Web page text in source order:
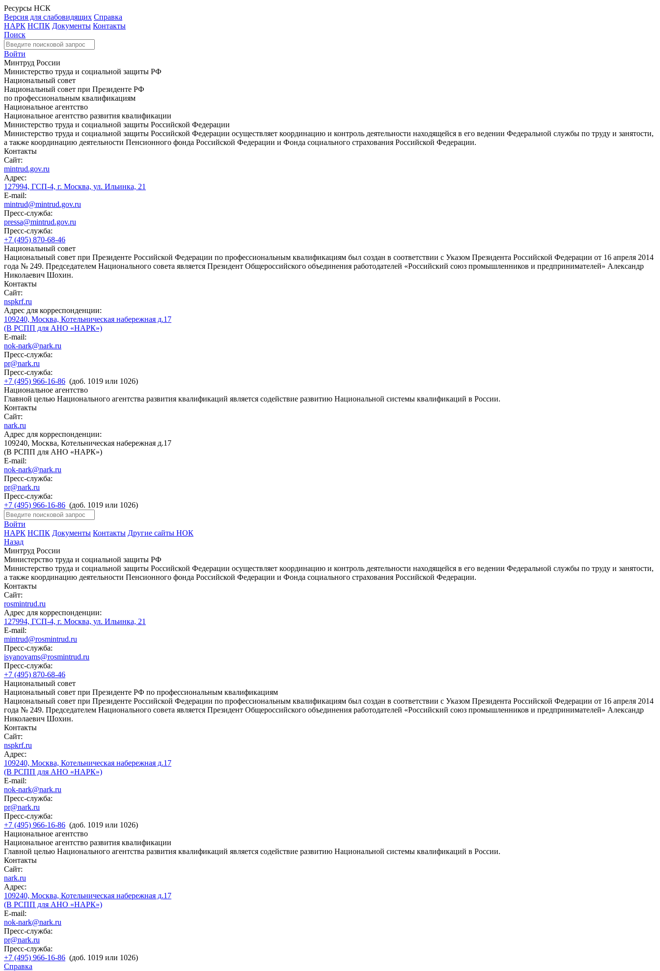
Ресурсы НСК
Версия для слабовидящих Справка
НАРК НСПК Документы Контакты
Поиск
Войти
Минтруд России
Министерство труда и социальной защиты РФ
Национальный совет
Национальный совет при Президенте РФ
по профессиональным квалификациям
Национальное агентство
Национальное агентство развития квалификации
Министерство труда и социальной защиты Российской Федерации
Министерство труда и социальной защиты Российской Федерации осуществляет координацию и контроль деятельности находящейся в его ведении Федеральной службы по труду и занятости,
а также координацию деятельности Пенсионного фонда Российской Федерации и Фонда социального страхования Российской Федерации.
Контакты
Сайт:
mintrud.gov.ru
Адрес:
127994, ГСП-4, г. Москва, ул. Ильинка, 21
E-mail:
mintrud@mintrud.gov.ru
Пресс-служба:
pressa@mintrud.gov.ru
Пресс-служба:
+7 (495) 870-68-46
Национальный совет
Национальный совет при Президенте Российской Федерации по профессиональным квалификациям был создан в соответствии с Указом Президента Российской Федерации от 16 апреля 2014
года № 249. Председателем Национального совета является Президент Общероссийского объединения работодателей «Российский союз промышленников и предпринимателей» Александр
Николаевич Шохин.
Контакты
Сайт:
nspkrf.ru
Адрес для корреспонденции:
109240, Москва, Котельническая набережная д.17
(В РСПП для АНО «НАРК»)
E-mail:
nok-nark@nark.ru
Пресс-служба:
pr@nark.ru
Пресс-служба:
+7 (495) 966-16-86 (доб. 1019 или 1026)
Национальное агентство
Главной целью Национального агентства развития квалификаций является содействие развитию Национальной системы квалификаций в России.
Контакты
Сайт:
nark.ru
Адрес для корреспонденции:
109240, Москва, Котельническая набережная д.17
(В РСПП для АНО «НАРК»)
E-mail:
nok-nark@nark.ru
Пресс-служба:
pr@nark.ru
Пресс-служба:
+7 (495) 966-16-86 (доб. 1019 или 1026)
Войти
НАРК НСПК Документы Контакты Другие сайты НОК
Назад
Минтруд России
Министерство труда и социальной защиты РФ
Министерство труда и социальной защиты Российской Федерации осуществляет координацию и контроль деятельности находящейся в его ведении Федеральной службы по труду и занятости,
а также координацию деятельности Пенсионного фонда Российской Федерации и Фонда социального страхования Российской Федерации.
Контакты
Сайт:
rosmintrud.ru
Адрес для корреспонденции:
127994, ГСП-4, г. Москва, ул. Ильинка, 21
E-mail:
mintrud@rosmintrud.ru
Пресс-служба:
isyanovams@rosmintrud.ru
Пресс-служба:
+7 (495) 870-68-46
Национальный совет
Национальный совет при Президенте РФ по профессиональным квалификациям
Национальный совет при Президенте Российской Федерации по профессиональным квалификациям был создан в соответствии с Указом Президента Российской Федерации от 16 апреля 2014
года № 249. Председателем Национального совета является Президент Общероссийского объединения работодателей «Российский союз промышленников и предпринимателей» Александр
Николаевич Шохин.
Контакты
Сайт:
nspkrf.ru
Адрес:
109240, Москва, Котельническая набережная д.17
(В РСПП для АНО «НАРК»)
E-mail:
nok-nark@nark.ru
Пресс-служба:
pr@nark.ru
Пресс-служба:
+7 (495) 966-16-86 (доб. 1019 или 1026)
Национальное агентство
Национальное агентство развития квалификации
Главной целью Национального агентства развития квалификаций является содействие развитию Национальной системы квалификаций в России.
Контакты
Сайт:
nark.ru
Адрес:
109240, Москва, Котельническая набережная д.17
(В РСПП для АНО «НАРК»)
E-mail:
nok-nark@nark.ru
Пресс-служба:
pr@nark.ru
Пресс-служба:
+7 (495) 966-16-86 (доб. 1019 или 1026)
Справка